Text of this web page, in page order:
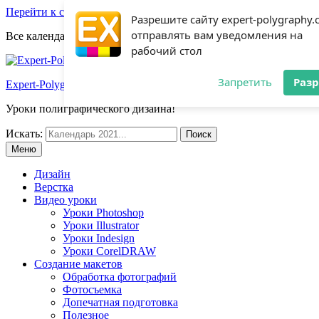
Разрешите сайту expert-
отправлять вам уведомления на
рабочий стол
Запретить
Перейти к содержимому
Все календари 2022: Посмотреть шаблоны!
Expert-Polygraphy.com
Уроки полиграфического дизайна!
Искать:
Меню
Дизайн
Верстка
Видео уроки
Уроки Photoshop
Уроки Illustrator
Уроки Indesign
Уроки CorelDRAW
Создание макетов
Обработка фотографий
Фотосъемка
Допечатная подготовка
Полезное